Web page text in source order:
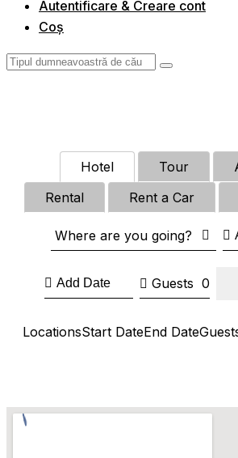
Autentificare & Creare cont
Coș
Hotel Tour
Rental
Rent a Car
Where are you going?
Guests 0
LocationsStart DateEnd Date